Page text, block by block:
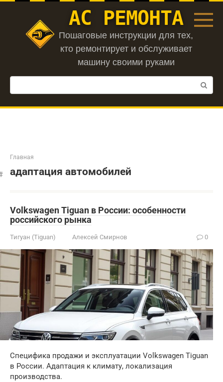
Перейти
АС РЕМОНТА
Пошаговые инструкции для тех,
кто ремонтирует и обслуживает
машину своими руками
Поиск:
Главная
адаптация автомобилей
Volkswagen Tiguan в России: особенности
российского рынка
Тигуан (Tiguan) Алексей Смирнов 0
Специфика продажи и эксплуатации Volkswagen Tiguan
в России. Адаптация к климату, локализация
производства.